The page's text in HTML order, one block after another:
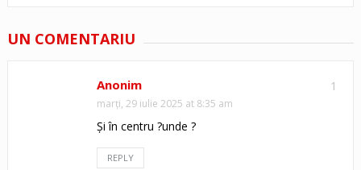
UN COMENTARIU
1
Anonim
marți, 29 iulie 2025 at 8:35 am
Și în centru ?unde ?
REPLY